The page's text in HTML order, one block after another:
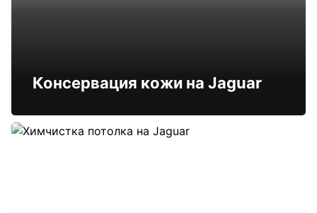
Консервация кожи на Jaguar